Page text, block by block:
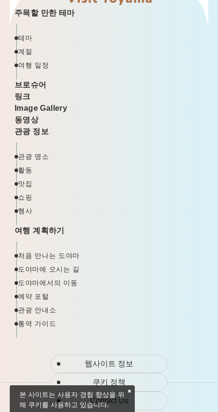
주목할 만한 테마
테마
계절
여행 일정
브로슈어
링크
Image Gallery
동영상
관광 정보
관광 명소
활동
맛집
쇼핑
행사
여행 계획하기
처음 만나는 도야마
도야마에 오시는 길
도야마에서의 이동
예약 포털
관광 안내소
통역 가이드
웹사이트 정보
쿠키 정책
Contact Us
본 사이트는 사용자 경험 향상을 위
해 쿠키를 사용하고 있습니다.